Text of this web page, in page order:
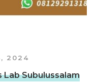
2024
Lab Subulussalam